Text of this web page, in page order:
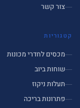
צור קשר
קטגוריות
מכסים לחדרי מכונות
שוחות ביוב
תעלות ניקוז
פתרונות בריכה